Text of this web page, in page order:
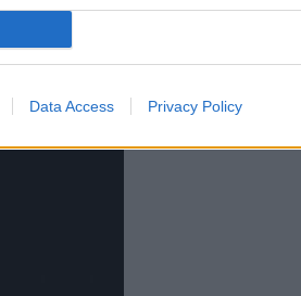
Data Access Privacy Policy